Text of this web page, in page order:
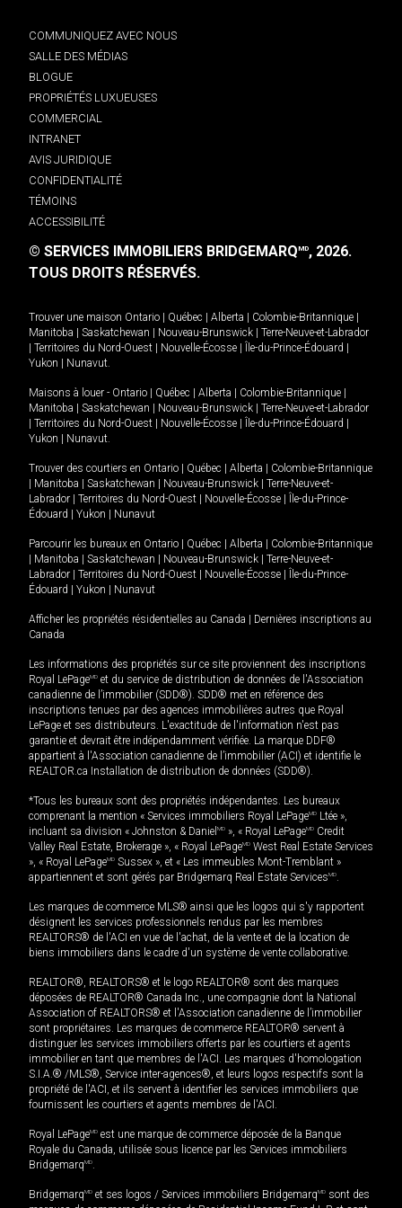
COMMUNIQUEZ AVEC NOUS
SALLE DES MÉDIAS
BLOGUE
PROPRIÉTÉS LUXUEUSES
COMMERCIAL
INTRANET
AVIS JURIDIQUE
CONFIDENTIALITÉ
TÉMOINS
ACCESSIBILITÉ
© SERVICES IMMOBILIERS BRIDGEMARQMD, 2026.
TOUS DROITS RÉSERVÉS.
Trouver une maison Ontario Québec Alberta Colombie-Britannique
Manitoba
Saskatchewan Nouveau-Brunswick
Terre-Neuve-et-Labrador
Territoires du Nord-Ouest Nouvelle-Écosse Île-du-Prince-Édouard
Yukon
Nunavut.
Maisons à louer - Ontario Québec Alberta Colombie-Britannique
Manitoba
Saskatchewan Nouveau-Brunswick
Terre-Neuve-et-Labrador
Territoires du Nord-Ouest Nouvelle-Écosse Île-du-Prince-Édouard
Yukon
Nunavut.
Trouver des courtiers en Ontario Québec Alberta
Colombie-Britannique
Manitoba Saskatchewan Nouveau-Brunswick
Terre-Neuve-et-
Labrador
Territoires du Nord-Ouest Nouvelle-Écosse
Île-du-Prince-
Édouard
Yukon Nunavut
Parcourir les bureaux en Ontario Québec Alberta
Colombie-Britannique
Manitoba Saskatchewan Nouveau-Brunswick
Terre-Neuve-et-
Labrador
Territoires du Nord-Ouest Nouvelle-Écosse
Île-du-Prince-
Édouard
Yukon Nunavut
Afficher les propriétés résidentielles au Canada
Dernières inscriptions au
Canada
Les informations des propriétés sur ce site proviennent des inscriptions
Royal LePageMD et du service de distribution de données de l'Association
canadienne de l’immobilier (SDD®). SDD® met en référence des
inscriptions tenues par des agences immobilières autres que Royal
LePage et ses distributeurs. L'exactitude de l'information n'est pas
garantie et devrait être indépendamment vérifiée. La marque DDF®
appartient à l'Association canadienne de l’immobilier (ACI) et identifie le
REALTOR.ca Installation de distribution de données (SDD®).
*Tous les bureaux sont des propriétés indépendantes. Les bureaux
comprenant la mention « Services immobiliers Royal LePageMD Ltée »,
incluant sa division « Johnston & Daniel MD », « Royal LePageMD Credit
Valley Real Estate, Brokerage », « Royal LePageMD West Real Estate Services
», « Royal LePageMD Sussex », et « Les immeubles Mont-Tremblant »
appartiennent et sont gérés par Bridgemarq Real Estate ServicesMD.
Les marques de commerce MLS® ainsi que les logos qui s'y rapportent
désignent les services professionnels rendus par les membres
REALTORS® de l'ACI en vue de l'achat, de la vente et de la location de
biens immobiliers dans le cadre d'un système de vente collaborative.
REALTOR®, REALTORS® et le logo REALTOR® sont des marques
déposées de REALTOR® Canada Inc., une compagnie dont la National
Association of REALTORS® et l'Association canadienne de l’immobilier
sont propriétaires. Les marques de commerce REALTOR® servent à
distinguer les services immobiliers offerts par les courtiers et agents
immobilier en tant que membres de l'ACI. Les marques d'homologation
S.I.A.® /MLS®, Service inter-agences®, et leurs logos respectifs sont la
propriété de l'ACI, et ils servent à identifier les services immobiliers que
fournissent les courtiers et agents membres de l'ACI.
Royal LePageMD est une marque de commerce déposée de la Banque
Royale du Canada, utilisée sous licence par les Services immobiliers
BridgemarqMD.
BridgemarqMD et ses logos / Services immobiliers BridgemarqMD sont des